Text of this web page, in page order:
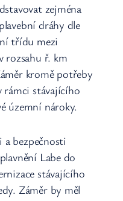
zejména
dráhy dle
třídu mezi
rozsahu ř. km
kromě potřeby
rámci stávajícího
územní nároky.
bezpečnosti
Labe do
stávajícího
Záměr by měl